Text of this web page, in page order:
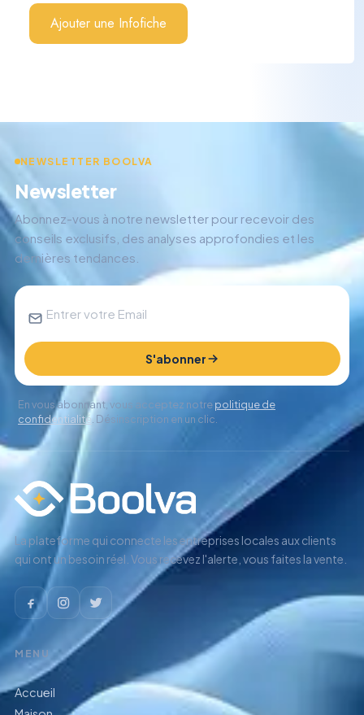
Ajouter une Infofiche
NEWSLETTER BOOLVA
Newsletter
Abonnez-vous à notre newsletter pour recevoir des
conseils exclusifs, des analyses approfondies et les
dernières tendances.
S'abonner
En vous abonnant, vous acceptez notrepolitique de
confidentialité. Désinscription en un clic.
La plateforme qui connecte les entreprises locales aux clients
qui ont un besoin réel. Vous recevez l'alerte, vous faites la vente.
MENU
Accueil